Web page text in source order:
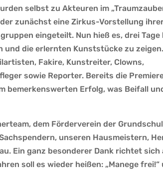
selbst zu Akteuren im
zunächst eine Zirkus-Vorstellung
eingeteilt. Nun hieß es, drei Tage
und die erlernten Kunststücke zu
Fakire, Kunstreiter, Clowns,
sowie Reporter. Bereits die
bemerkenswerten Erfolg, was Beifall
dem Förderverein der
unseren Hausmeistern,
Ein ganz besonderer Dank richtet sich
soll es wieder heißen: „Manege frei!“